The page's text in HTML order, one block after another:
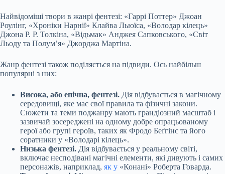
Найвідоміші твори в жанрі фентезі: «Гаррі Поттер» Джоан
Роулінг, «Хроніки Нарнії» Клайва Льюїса, «Володар кілець»
Джона Р. Р. Толкіна, «Відьмак» Анджея Сапковського, «Світ
Льоду та Полум’я» Джорджа Мартіна.
Жанр фентезі також поділяється на підвиди. Ось найбільш
популярні з них:
Висока, або епічна, фентезі. Дія відбувається в магічному
середовищі, яке має свої правила та фізичні закони.
Сюжети та теми поджанру мають грандіозний масштаб і
зазвичай зосереджені на одному добре опрацьованому
герої або групі героїв, таких як Фродо Беґгінс та його
соратники у «Володарі кілець».
Низька фентезі. Дія відбувається у реальному світі,
включає несподівані магічні елементи, які дивують і самих
персонажів, наприклад, як у «Конані» Роберта Говарда.